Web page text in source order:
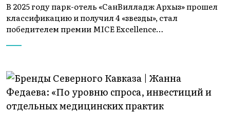
В 2025 году парк-отель «СанВилладж Архыз» прошел
классификацию и получил 4 «звезды», стал
победителем премии MICE Excellence…